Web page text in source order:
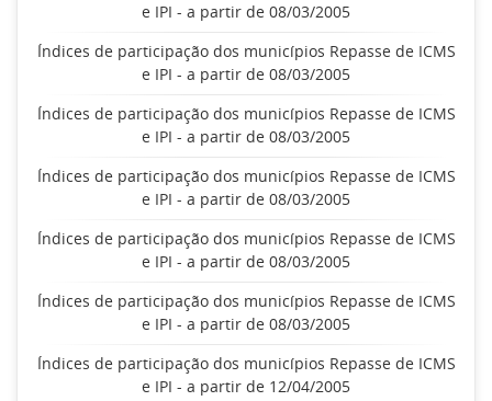
e IPI - a partir de 08/03/2005
Índices de participação dos municípios Repasse de ICMS
e IPI - a partir de 08/03/2005
Índices de participação dos municípios Repasse de ICMS
e IPI - a partir de 08/03/2005
Índices de participação dos municípios Repasse de ICMS
e IPI - a partir de 08/03/2005
Índices de participação dos municípios Repasse de ICMS
e IPI - a partir de 08/03/2005
Índices de participação dos municípios Repasse de ICMS
e IPI - a partir de 08/03/2005
Índices de participação dos municípios Repasse de ICMS
e IPI - a partir de 12/04/2005